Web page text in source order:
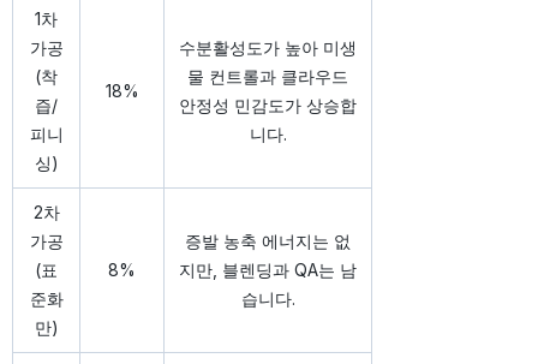
1차
가공
(착
즙/
피니
싱)
18%
수분활성도가 높아 미생
물 컨트롤과 클라우드
안정성 민감도가 상승합
니다.
2차
가공
(표
준화
만)
8%
증발 농축 에너지는 없
지만, 블렌딩과 QA는 남
습니다.